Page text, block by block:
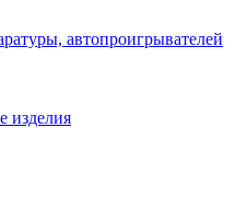
автопроигрывателей
изделия